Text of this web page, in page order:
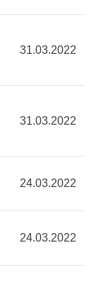
31.03.2022
31.03.2022
24.03.2022
24.03.2022